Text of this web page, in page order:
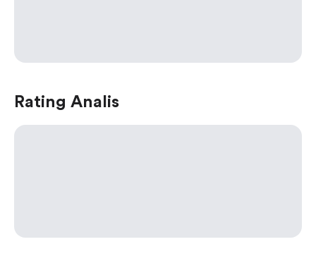
Rating Analis